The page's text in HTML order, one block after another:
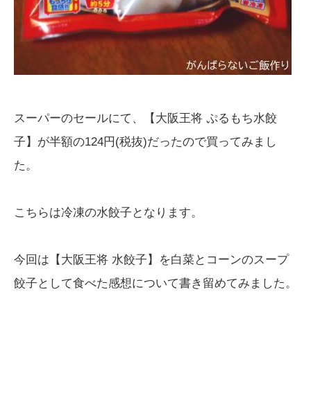
スーパーのセールにて、【大阪王将 ぷるもち水餃
子】が半額の124円(税抜)だったので買ってみまし
た。
こちらは冷凍の水餃子となります。
今回は【大阪王将 水餃子】を白菜とコーンのスープ
餃子として食べた感想について書き留めてみました。